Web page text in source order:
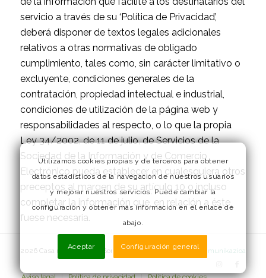
servicio a través de su ‘Política de Privacidad’,
deberá disponer de textos legales adicionales
relativos a otras normativas de obligado
cumplimiento, tales como, sin carácter limitativo o
excluyente, condiciones generales de la
contratación, propiedad intelectual e industrial,
condiciones de utilización de la página web y
responsabilidades al respecto, o lo que la propia
Ley 34/2002, de 11 de julio, de Servicios de la
Sociedad de la Información y de Comercio
Electrónico pueda establecer en cualesquiera otros
preceptos al margen de su artículo 10 o incluso
completar la información que, en relación a éste,
fuese necesaria.
2026 Casa rural - Pikuko Borda - Diseñado por Laukatu Komunikazioa
Utilizamos cookies propias y de terceros para obtener
datos estadísticos de la navegación de nuestros usuarios
y mejorar nuestros servicios. Puede cambiar la
configuración y obtener más información en el enlace de
abajo.
Aceptar Configuración general